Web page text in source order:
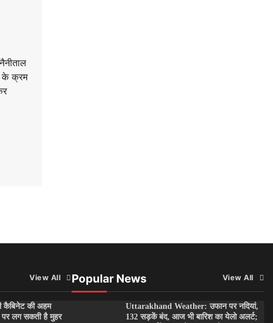
के क्रम
View All
कैबिनेट की अहम
लग सकती है मुहर
Popular News View All
Uttarakhand Weather: उफान पर नदियां,
132 सड़कें बंद, आज भी बारिश का येलो अलर्ट;